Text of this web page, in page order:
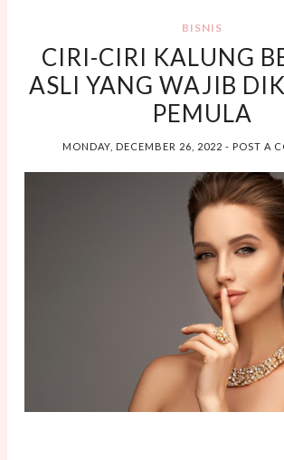
BISNIS
CIRI-CIRI KALUNG
ASLI YANG WAJIB
PEMULA
MONDAY, DECEMBER 26, 2022 - POST A